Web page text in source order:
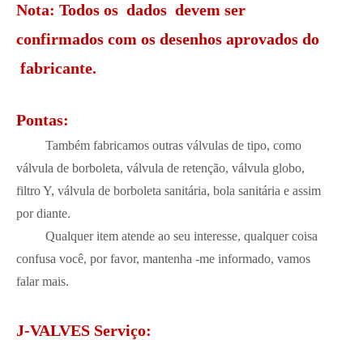
Nota: Todos os dados devem ser
confirmados com os desenhos aprovados do
fabricante.
Pontas:
Também fabricamos outras válvulas de tipo, como
válvula de borboleta, válvula de retenção, válvula globo,
filtro Y, válvula de borboleta sanitária, bola sanitária e assim
por diante.
Qualquer item atende ao seu interesse, qualquer coisa
confusa você, por favor, mantenha -me informado, vamos
falar mais.
J-VALVES Serviço: